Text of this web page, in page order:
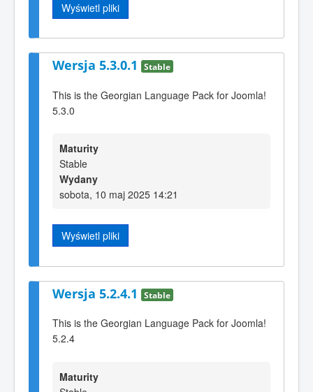
Wyświetl pliki
Wersja 5.3.0.1 Stable
This is the Georgian Language Pack for Joomla!
5.3.0
Maturity
Stable
Wydany
sobota, 10 maj 2025 14:21
Wyświetl pliki
Wersja 5.2.4.1 Stable
This is the Georgian Language Pack for Joomla!
5.2.4
Maturity